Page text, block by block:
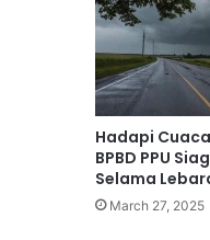
Hadapi
BPBD PPU
Selama
March 27, 2025